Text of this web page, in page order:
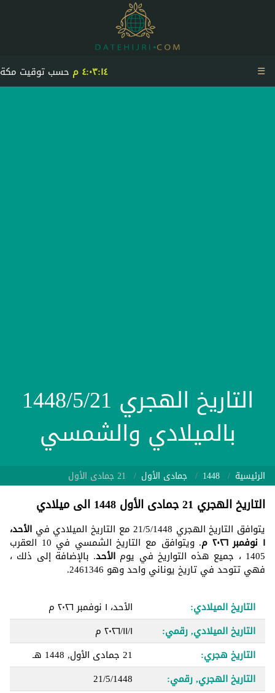
٤:٠٣:١٤ م حسب توقيت مكة ☰
التاريخ الهجري 1448/5/21
بالميلادي والشمسي
الرئيسية 1448 جمادى الأول 21 جمادى الأول
التاريخ الهجري 21 جمادى الأول 1448 الى ميلادي
يتوافق التاريخ الهجري 21/5/1448 مع التاريخ الميلادي في الأحد،
١ نوفمبر ٢٠٢٦ م . ويتوافق مع التاريخ الشمسي في 10 العقرب
1405 ، جميع هذه التواريخ في يوم الأحد. بالإضافة إلى ذلك ،
فهي تتوحد في تاريخ يوناني واحد وهو 2461346.
التاريخ الميلادي:
الأحد، ١ نوفمبر ٢٠٢٦ م
التاريخ الميلادي, رقمي:
١‏/١١‏/٢٠٢٦ م
التاريخ هجري:
21 جمادى الأول, 1448 هـ
التاريخ الهجري, رقمي:
21/5/1448